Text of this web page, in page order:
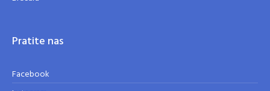
Pratite nas
Facebook